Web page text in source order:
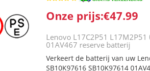
Onze prijs:€47.99
Lenovo L17C2P51
01AV467 reserve batterij
Verkeert de batterij van uw
SB10K97616 SB10K97614